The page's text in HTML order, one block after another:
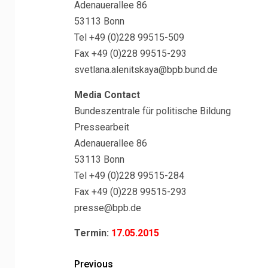
Adenauerallee 86
53113 Bonn
Tel +49 (0)228 99515-509
Fax +49 (0)228 99515-293
svetlana.alenitskaya@bpb.bund.de
Media Contact
Bundeszentrale für politische Bildung
Pressearbeit
Adenauerallee 86
53113 Bonn
Tel +49 (0)228 99515-284
Fax +49 (0)228 99515-293
presse@bpb.de
Termin: 17.05.2015
Previous